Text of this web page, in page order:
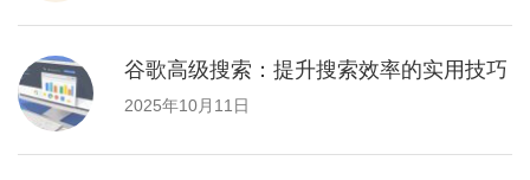
谷歌高级搜索：提升搜索效率的实用技巧
2025年10月11日